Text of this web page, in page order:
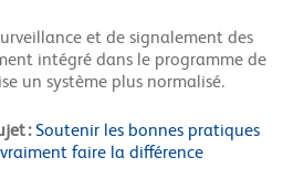
et de signalement des
intégré dans le programme de
un système plus normalisé.
:Soutenir les bonnes pratiques
faire la différence